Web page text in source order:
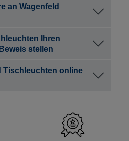
an Wagenfeld
Ihren
stellen
Tischleuchten online